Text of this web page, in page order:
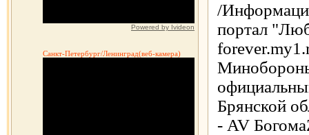
Powered by Ivideon
Санкт-Петербург/Ленинград(веб-камера)
/
портал
Брянской
- AV